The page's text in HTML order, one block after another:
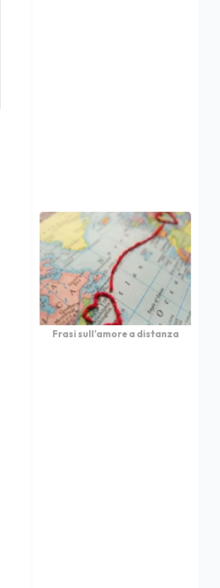
Frasi sull’amore a distanza